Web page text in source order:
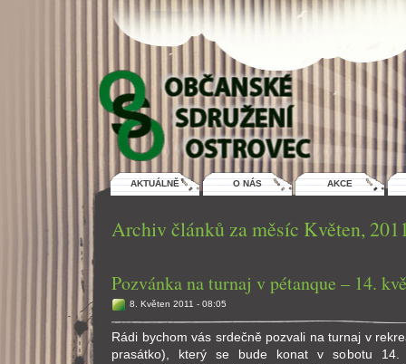
AKTUÁLNĚ O NÁS AKCE
Archiv článků za měsíc Květen,
Pozvánka na turnaj v pétanque – 14.
8. Květen 2011 - 08:05
Rádi bychom vás srdečně pozvali na turnaj v
prasátko), který se bude konat v sobotu